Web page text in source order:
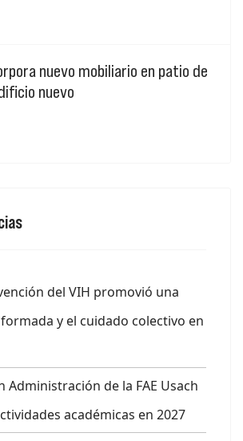
nuevo mobiliario en patio de
nuevo
del VIH promovió una
y el cuidado colectivo en
Administración de la FAE Usach
académicas en 2027